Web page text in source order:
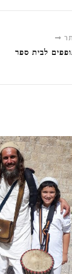
לבית ספר